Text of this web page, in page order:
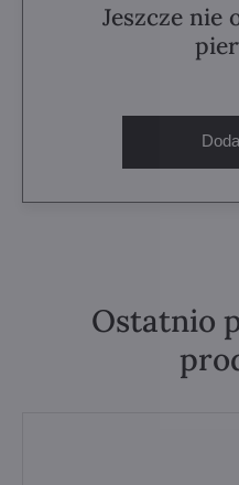
Jeszcze nie
Ostatnio